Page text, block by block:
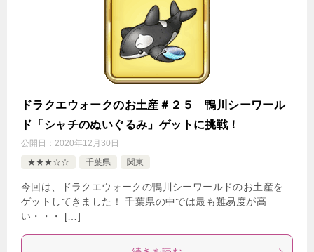
ドラクエウォークのお土産＃２５ 鴨川シーワール
ド「シャチのぬいぐるみ」ゲットに挑戦！
公開日： 2020年12月30日
★★★☆☆
千葉県 関東
今回は、ドラクエウォークの鴨川シーワールドのお土産を
ゲットしてきました！ 千葉県の中では最も難易度が高
い・・・ […]